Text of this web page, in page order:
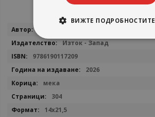
Повече
информация
Изток - Запад
9786190117209
2026
мека
304
14x21,5
ВИЖТЕ ПОДРОБНОСТИТЕ